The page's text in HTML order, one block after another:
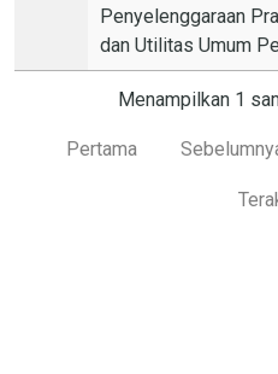
Penyelenggaraan
dan Utilitas Umum
Menampilkan 1
Pertama